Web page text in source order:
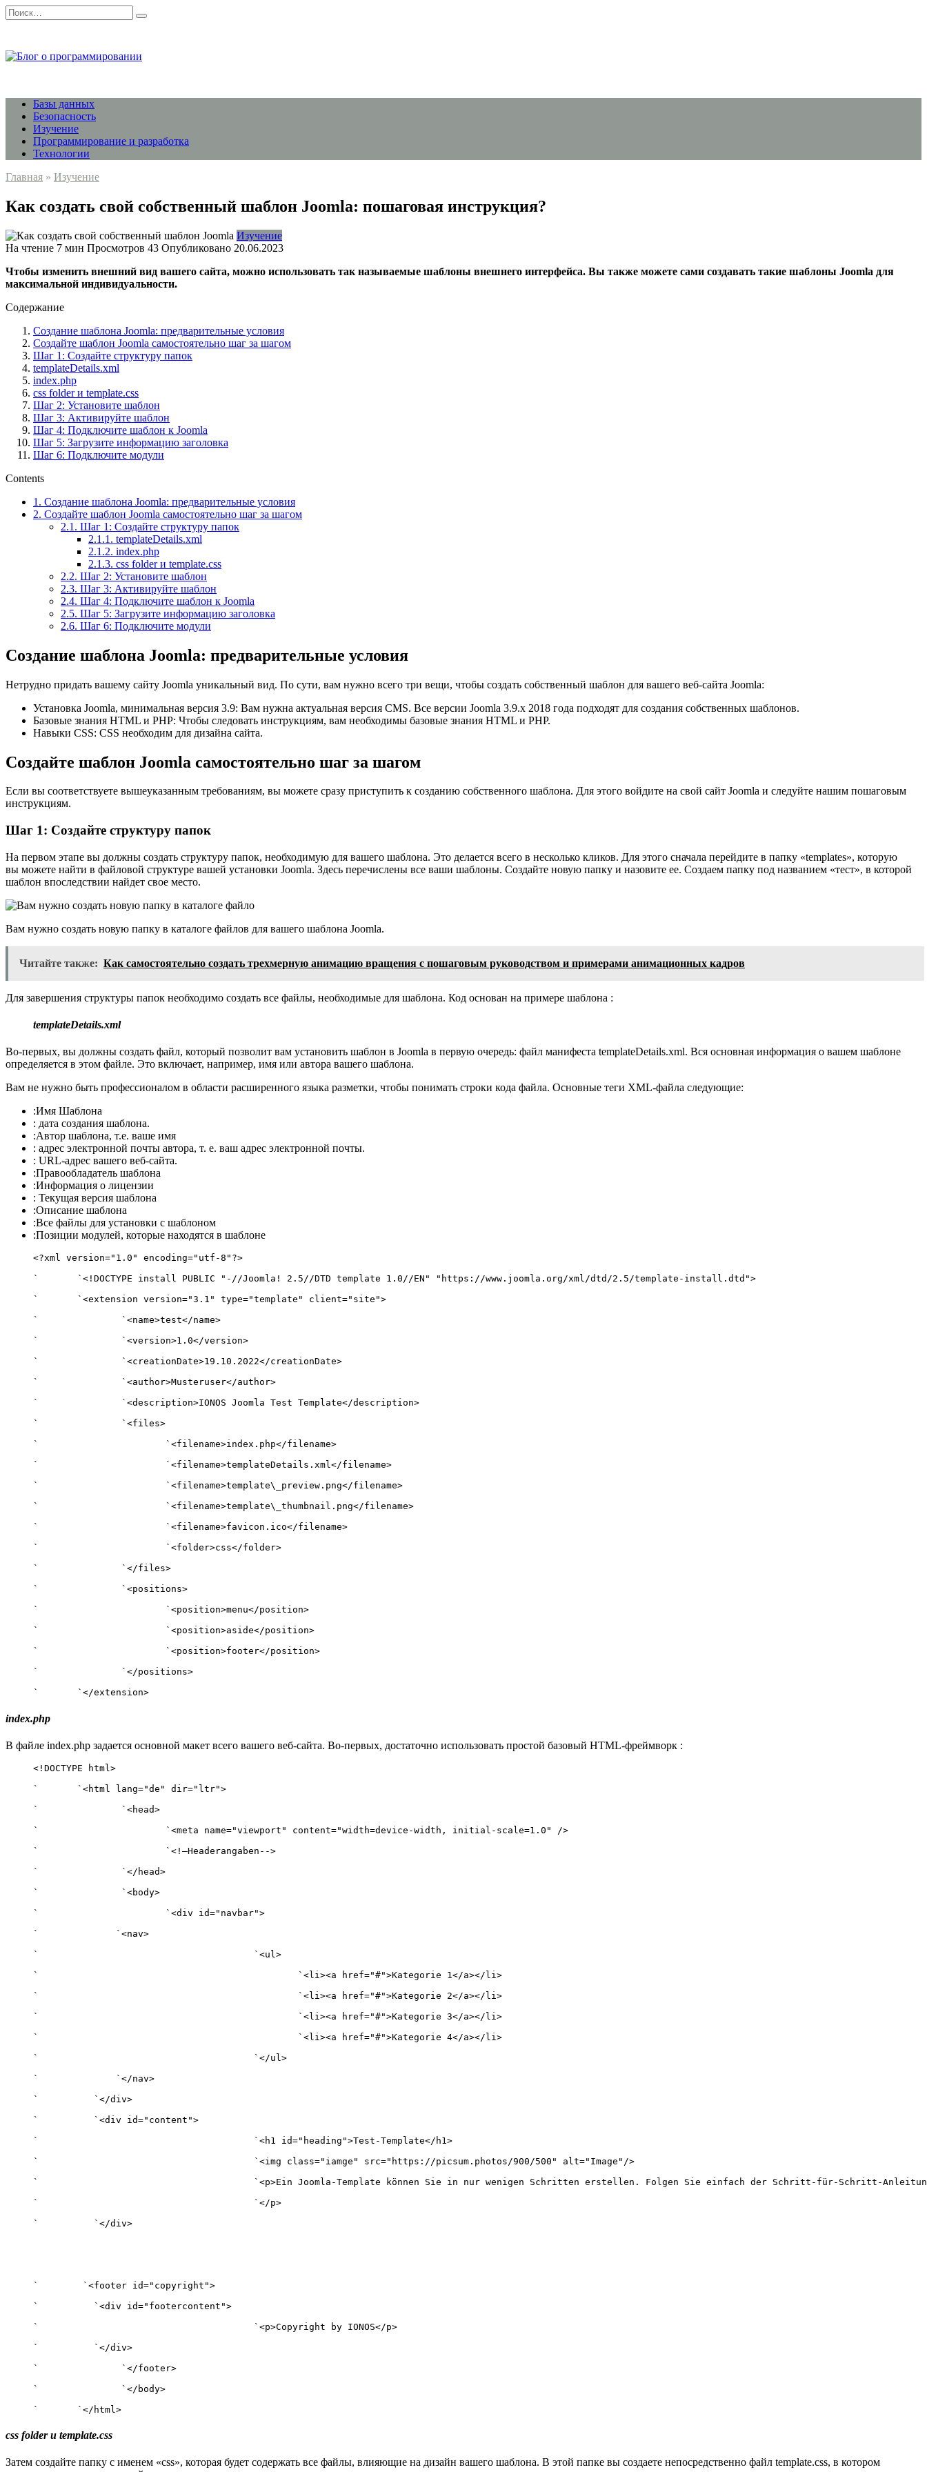
Перейти
к
Search
for:
Базы данных
Безопасность
Изучение
Программирование и разработка
Технологии
Главная » Изучение
Как создать свой собственный шаблон Joomla: пошаговая инструкция?
Изучение
На чтение 7 мин Просмотров 43 Опубликовано 20.06.2023
Чтобы изменить внешний вид вашего сайта, можно использовать так называемые шаблоны внешнего интерфейса. Вы также можете сами создавать такие шаблоны Joomla для
максимальной индивидуальности.
Содержание
Создание шаблона Joomla: предварительные условия
Создайте шаблон Joomla самостоятельно шаг за шагом
Шаг 1: Создайте структуру папок
templateDetails.xml
index.php
css folder и template.css
Шаг 2: Установите шаблон
Шаг 3: Активируйте шаблон
Шаг 4: Подключите шаблон к Joomla
Шаг 5: Загрузите информацию заголовка
Шаг 6: Подключите модули
Contents
1. Создание шаблона Joomla: предварительные условия
2. Создайте шаблон Joomla самостоятельно шаг за шагом
2.1. Шаг 1: Создайте структуру папок
2.1.1. templateDetails.xml
2.1.2. index.php
2.1.3. css folder и template.css
2.2. Шаг 2: Установите шаблон
2.3. Шаг 3: Активируйте шаблон
2.4. Шаг 4: Подключите шаблон к Joomla
2.5. Шаг 5: Загрузите информацию заголовка
2.6. Шаг 6: Подключите модули
Создание шаблона Joomla: предварительные условия
Нетрудно придать вашему сайту Joomla уникальный вид. По сути, вам нужно всего три вещи, чтобы создать собственный шаблон для вашего веб-сайта Joomla:
Установка Joomla, минимальная версия 3.9: Вам нужна актуальная версия CMS. Все версии Joomla 3.9.x 2018 года подходят для создания собственных шаблонов.
Базовые знания HTML и PHP: Чтобы следовать инструкциям, вам необходимы базовые знания HTML и PHP.
Навыки CSS: CSS необходим для дизайна сайта.
Создайте шаблон Joomla самостоятельно шаг за шагом
Если вы соответствуете вышеуказанным требованиям, вы можете сразу приступить к созданию собственного шаблона. Для этого войдите на свой сайт Joomla и следуйте нашим пошаговым
инструкциям.
Шаг 1: Создайте структуру папок
На первом этапе вы должны создать структуру папок, необходимую для вашего шаблона. Это делается всего в несколько кликов. Для этого сначала перейдите в папку «templates», которую
вы можете найти в файловой структуре вашей установки Joomla. Здесь перечислены все ваши шаблоны. Создайте новую папку и назовите ее. Создаем папку под названием «тест», в которой
шаблон впоследствии найдет свое место.
Вам нужно создать новую папку в каталоге файлов для вашего шаблона Joomla.
Читайте также: Как самостоятельно создать трехмерную анимацию вращения с пошаговым руководством и примерами анимационных кадров
Для завершения структуры папок необходимо создать все файлы, необходимые для шаблона. Код основан на примере шаблона :
templateDetails.xml
Во-первых, вы должны создать файл, который позволит вам установить шаблон в Joomla в первую очередь: файл манифеста templateDetails.xml. Вся основная информация о вашем шаблоне
определяется в этом файле. Это включает, например, имя или автора вашего шаблона.
Вам не нужно быть профессионалом в области расширенного языка разметки, чтобы понимать строки кода файла. Основные теги XML-файла следующие:
:Имя Шаблона
: дата создания шаблона.
:Автор шаблона, т.е. ваше имя
: адрес электронной почты автора, т. е. ваш адрес электронной почты.
: URL-адрес вашего веб-сайта.
:Правообладатель шаблона
:Информация о лицензии
: Текущая версия шаблона
:Описание шаблона
:Все файлы для установки с шаблоном
:Позиции модулей, которые находятся в шаблоне
<?xml version="1.0" encoding="utf-8"?>
`	`<!DOCTYPE install PUBLIC "-//Joomla! 2.5//DTD template 1.0//EN" "https://www.joomla.org/xml/dtd/2.5/template-install.dtd">
`	`<extension version="3.1" type="template" client="site">
`		`<name>test</name>
`		`<version>1.0</version>
`		`<creationDate>19.10.2022</creationDate>
`		`<author>Musteruser</author>
`		`<description>IONOS Joomla Test Template</description>
`		`<files>
`			`<filename>index.php</filename>
`			`<filename>templateDetails.xml</filename>
`			`<filename>template\_preview.png</filename>
`			`<filename>template\_thumbnail.png</filename>
`			`<filename>favicon.ico</filename>
`			`<folder>css</folder>
`		`</files>
`		`<positions>
`			`<position>menu</position>
`			`<position>aside</position>
`			`<position>footer</position>
`		`</positions>
`	`</extension>
index.php
В файле index.php задается основной макет всего вашего веб-сайта. Во-первых, достаточно использовать простой базовый HTML-фреймворк :
<!DOCTYPE html>
`	`<html lang="de" dir="ltr">
`		`<head>
`			`<meta name="viewport" content="width=device-width, initial-scale=1.0" />
`			`<!—Headerangaben-->
`		`</head>
`		`<body>
`			`<div id="navbar">
`              `<nav>
`					`<ul>
`						`<li><a href="#">Kategorie 1</a></li>
`						`<li><a href="#">Kategorie 2</a></li>
`						`<li><a href="#">Kategorie 3</a></li>
`						`<li><a href="#">Kategorie 4</a></li>
`					`</ul>
`              `</nav>
`          `</div>
`          `<div id="content">
`					`<h1 id="heading">Test-Template</h1>
`					`<img class="iamge" src="https://picsum.photos/900/500" alt="Image"/>
`					`<p>Ein Joomla-Template können Sie in nur wenigen Schritten erstellen. Folgen Sie einfach der Schritt-für-Schritt-Anleitung von IONOS.
`					`</p>
`          `</div>
`        `<footer id="copyright">
`          `<div id="footercontent">
`					`<p>Copyright by IONOS</p>
`          `</div>
`		`</footer>
`		`</body>
`	`</html>
css folder и template.css
Затем создайте папку с именем «css», которая будет содержать все файлы, влияющие на дизайн вашего шаблона. В этой папке вы создаете непосредственно файл template.css, в котором